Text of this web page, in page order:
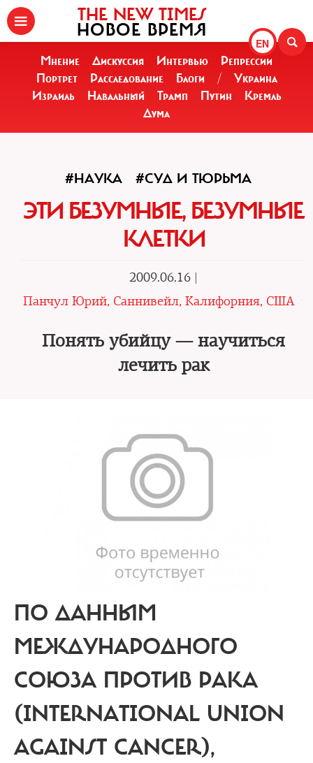
EN
THE NEW TIMES
НОВОЕ ВРЕМЯ
Мнение Дискуссия Интервью
Репрессии
Портрет
Расследование Блоги /
Украина
Израиль
Навальный Трамп Путин
Кремль
Дума
#НАУКА #СУД И ТЮРЬМА
ЭТИ БЕЗУМНЫЕ, БЕЗУМНЫЕ
КЛЕТКИ
2009.06.16 |
Панчул Юрий, Саннивейл, Калифорния, США
Понять убийцу — научиться
лечить рак
ПО ДАННЫМ
МЕЖДУНАРОДНОГО
СОЮЗА ПРОТИВ РАКА
(INTERNATIONAL UNION
AGAINST CANCER),